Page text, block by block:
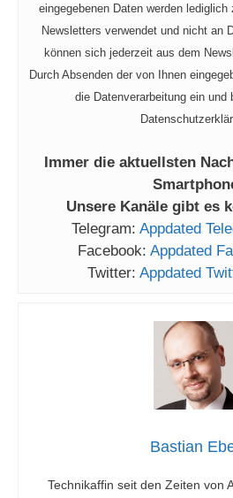
eingegebenen Daten werden
Newsletters verwendet und nicht an
können sich jederzeit aus dem
Durch Absenden der von Ihnen
die Datenverarbeitung ein und
Immer die aktuellsten
Unsere Kanäle gibt es
Telegram: Appdated
Facebook: Appdated
Twitter: Appdated
Bastian
Technikaffin seit den Zeiten von